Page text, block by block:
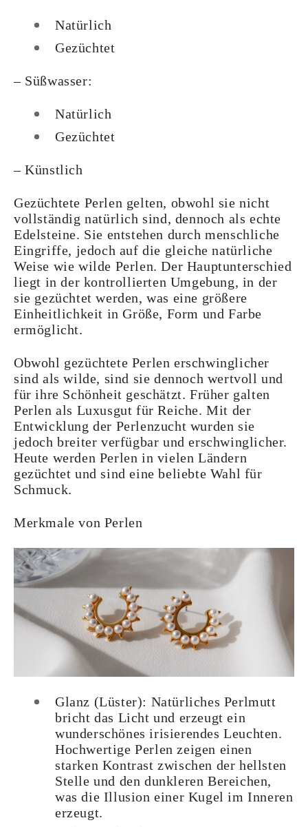
Natürlich
Gezüchtet
– Süßwasser:
Natürlich
Gezüchtet
– Künstlich
Gezüchtete Perlen gelten, obwohl sie nicht
vollständig natürlich sind, dennoch als echte
Edelsteine. Sie entstehen durch menschliche
Eingriffe, jedoch auf die gleiche natürliche
Weise wie wilde Perlen. Der Hauptunterschied
liegt in der kontrollierten Umgebung, in der
sie gezüchtet werden, was eine größere
Einheitlichkeit in Größe, Form und Farbe
ermöglicht.
Obwohl gezüchtete Perlen erschwinglicher
sind als wilde, sind sie dennoch wertvoll und
für ihre Schönheit geschätzt. Früher galten
Perlen als Luxusgut für Reiche. Mit der
Entwicklung der Perlenzucht wurden sie
jedoch breiter verfügbar und erschwinglicher.
Heute werden Perlen in vielen Ländern
gezüchtet und sind eine beliebte Wahl für
Schmuck.
Merkmale von Perlen
Glanz (Lüster): Natürliches Perlmutt
bricht das Licht und erzeugt ein
wunderschönes irisierendes Leuchten.
Hochwertige Perlen zeigen einen
starken Kontrast zwischen der hellsten
Stelle und den dunkleren Bereichen,
was die Illusion einer Kugel im Inneren
erzeugt.